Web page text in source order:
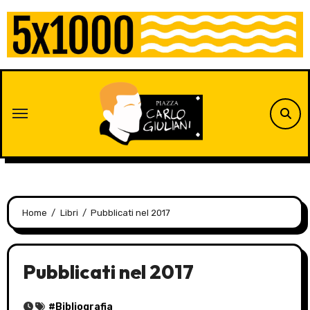
Skip
content
Home Libri Pubblicati nel 2017
Pubblicati nel 2017
# Bibliografia